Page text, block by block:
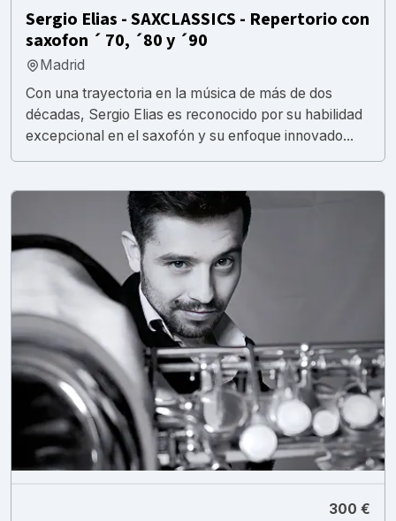
Sergio Elias - SAXCLASSICS - Repertorio con
saxofon ´ 70, ´80 y ´90
Madrid
Con una trayectoria en la música de más de dos
décadas, Sergio Elias es reconocido por su habilidad
excepcional en el saxofón y su enfoque innovado...
300 €